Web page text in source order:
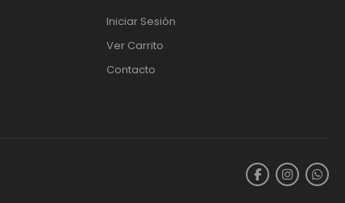
Iniciar Sesión
Ver Carrito
Contacto